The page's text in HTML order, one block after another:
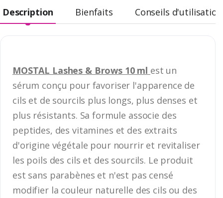
Description Bienfaits Conseils d'utilisation
MOSTAL Lashes & Brows 10 ml est un
sérum conçu pour favoriser l'apparence de
cils et de sourcils plus longs, plus denses et
plus résistants. Sa formule associe des
peptides, des vitamines et des extraits
d'origine végétale pour nourrir et revitaliser
les poils des cils et des sourcils. Le produit
est sans parabènes et n'est pas censé
modifier la couleur naturelle des cils ou des